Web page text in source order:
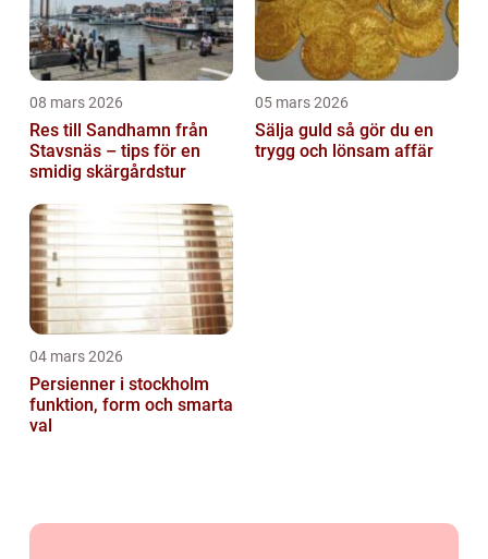
08 mars 2026
Res till Sandhamn från
Stavsnäs – tips för en
smidig skärgårdstur
05 mars 2026
Sälja guld så gör du en
trygg och lönsam affär
04 mars 2026
Persienner i stockholm
funktion, form och smarta
val